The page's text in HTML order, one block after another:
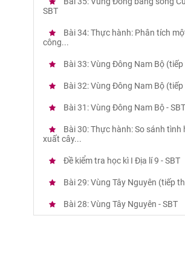
SBT
Bài 34: Thực hành: Phân tích
công...
Bài 33: Vùng Đông Nam Bộ (tiếp
Bài 32: Vùng Đông Nam Bộ (tiếp
Bài 31: Vùng Đông Nam Bộ - SBT
Bài 30: Thực hành: So sánh tình
xuất cây...
Đề kiểm tra học kì I Địa lí 9 - SBT
Bài 29: Vùng Tây Nguyên (tiếp
Bài 28: Vùng Tây Nguyên - SBT